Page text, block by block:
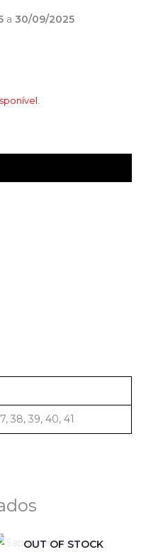
a 30/09/2025
38, 39, 40, 41
OUT OF STOCK